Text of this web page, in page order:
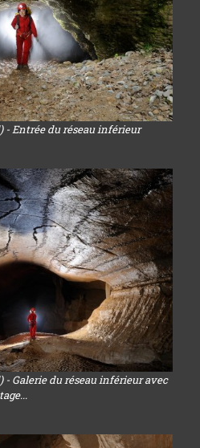
- Entrée du réseau inférieur
- Galerie du réseau inférieur avec